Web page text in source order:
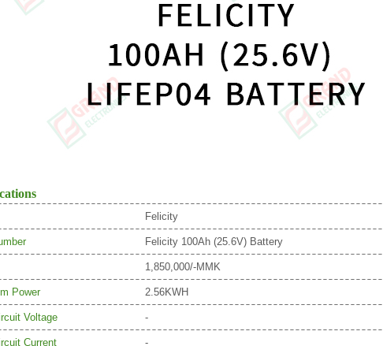
Felicity
Felicity 100Ah (25.6V) Battery
1,850,000/-MMK
Power 2.56KWH
Voltage -
Current -